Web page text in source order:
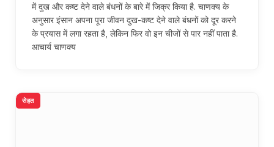
में दुख और कष्ट देने वाले बंधनों के बारे में जिक्र किया है. चाणक्य के
अनुसार इंसान अपना पूरा जीवन दुख-कष्ट देने वाले बंधनों को दूर करने
के प्रयास में लगा रहता है, लेकिन फिर वो इन चीजों से पार नहीं पाता है.
आचार्य चाणक्य
सेहत